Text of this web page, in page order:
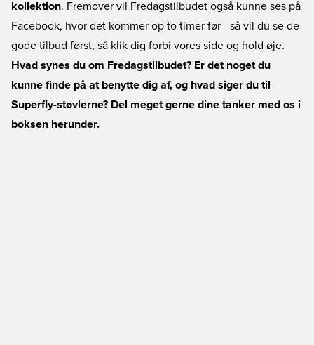
kollektion. Fremover vil Fredagstilbudet også kunne ses på
Facebook, hvor det kommer op to timer før - så vil du se de
gode tilbud først, så klik dig forbi vores side og hold øje.
Hvad synes du om Fredagstilbudet? Er det noget du
kunne finde på at benytte dig af, og hvad siger du til
Superfly-støvlerne? Del meget gerne dine tanker med os i
boksen herunder.